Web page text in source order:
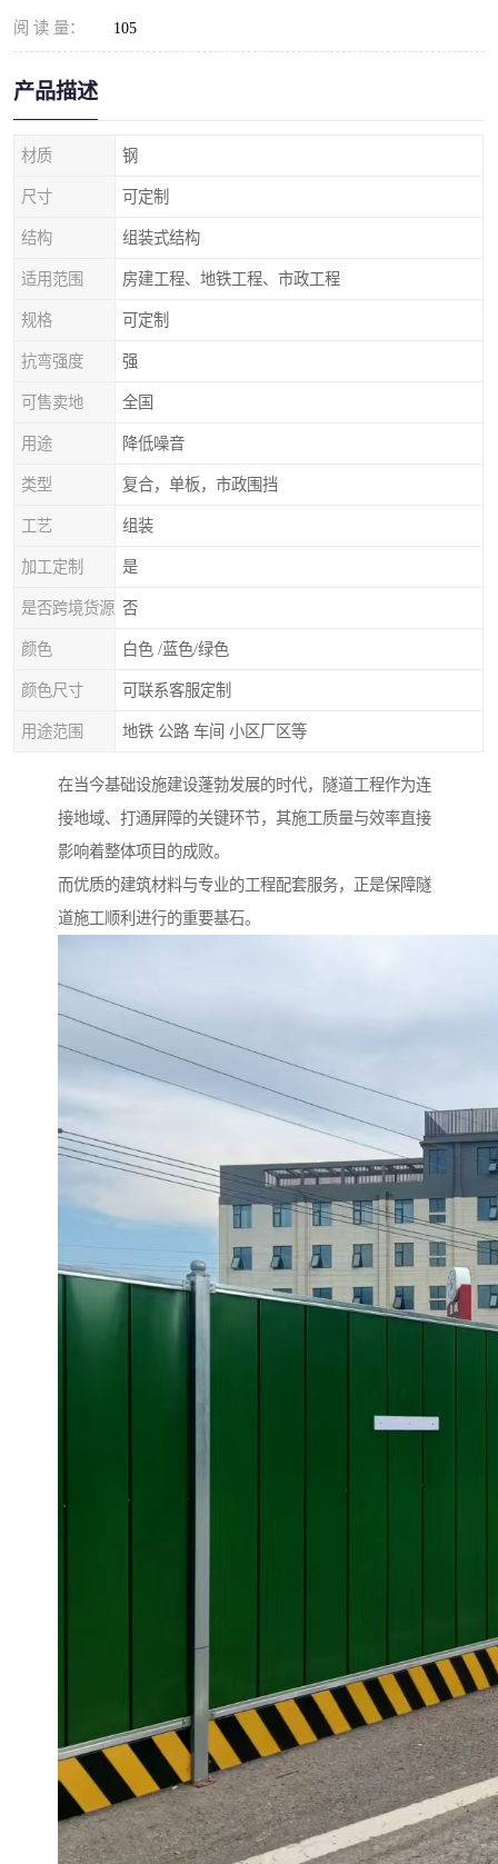
阅 读 量： 105
产品描述
材质 钢
尺寸 可定制
结构 组装式结构
适用范围 房建工程、地铁工程、市政工程
规格 可定制
抗弯强度 强
可售卖地 全国
用途 降低噪音
类型 复合，单板，市政围挡
工艺 组装
加工定制 是
是否跨境货源 否
颜色 白色 /蓝色/绿色
颜色尺寸 可联系客服定制
用途范围 地铁 公路 车间 小区厂区等
在当今基础设施建设蓬勃发展的时代，隧道工程作为连
接地域、打通屏障的关键环节，其施工质量与效率直接
影响着整体项目的成败。
而优质的建筑材料与专业的工程配套服务，正是保障隧
道施工顺利进行的重要基石。